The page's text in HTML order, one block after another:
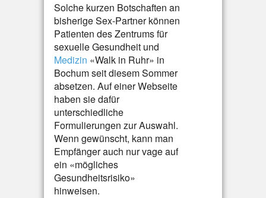
Solche kurzen Botschaften an
bisherige Sex-Partner können
Patienten des Zentrums für
sexuelle Gesundheit und
Medizin «Walk in Ruhr» in
Bochum seit diesem Sommer
absetzen. Auf einer Webseite
haben sie dafür
unterschiedliche
Formulierungen zur Auswahl.
Wenn gewünscht, kann man
Empfänger auch nur vage auf
ein «mögliches
Gesundheitsrisiko»
hinweisen.